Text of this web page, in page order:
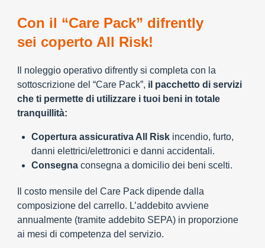
Con il “Care Pack” difrently
sei coperto All Risk!
Il noleggio operativo difrently si completa con la
sottoscrizione del “Care Pack”, il pacchetto di servizi
che ti permette di utilizzare i tuoi beni in totale
tranquillità:
Copertura assicurativa All Risk incendio, furto,
danni elettrici/elettronici e danni accidentali.
Consegna consegna a domicilio dei beni scelti.
Il costo mensile del Care Pack dipende dalla
composizione del carrello. L’addebito avviene
annualmente (tramite addebito SEPA) in proporzione
ai mesi di competenza del servizio.